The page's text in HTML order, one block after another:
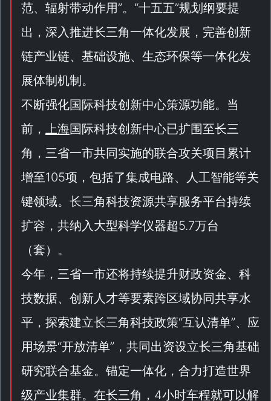
范、辐射带动作用”。“十五五”规划纲要提
出，深入推进长三角一体化发展，完善创新
链产业链、基础设施、生态环保等一体化发
展体制机制。
不断强化国际科技创新中心策源功能。当
前， 上海国际科技创新中心已扩围至长三
角，三省一市共同实施的联合攻关项目累计
增至105项，包括了集成电路、人工智能等关
键领域。长三角科技资源共享服务平台持续
扩容，共纳入大型科学仪器超5.7万台
（套）。
今年，三省一市还将持续提升财政资金、科
技数据、创新人才等要素跨区域协同共享水
平，探索建立长三角科技政策“互认清单”、应
用场景“开放清单”，共同出资设立长三角基础
研究联合基金。锚定一体化，合力打造世界
级产业集群。在长三角，4小时车程就可以解